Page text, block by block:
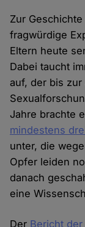
Zur
fragwürdige
Eltern heute
Dabei taucht
auf, der bis
Jahre brachte
mindestens
unter, die
Opfer leiden
danach
eine
Der Bericht